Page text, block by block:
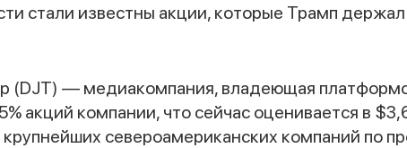
стали известны акции, которые Трамп держал
(DJT) — медиакомпания, владеющая
акций компании, что сейчас оценивается в
североамериканских компаний по